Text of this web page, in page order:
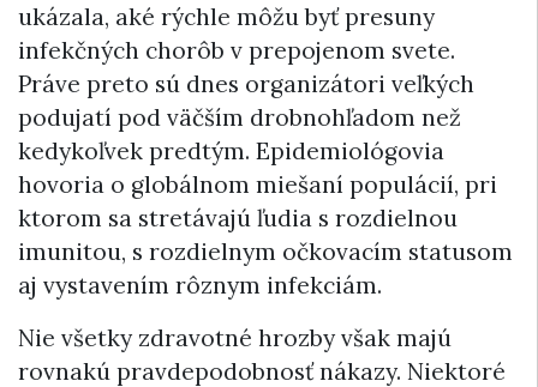
ukázala, aké rýchle môžu byť presuny
infekčných chorôb v prepojenom svete.
Práve preto sú dnes organizátori veľkých
podujatí pod väčším drobnohľadom než
kedykoľvek predtým. Epidemiológovia
hovoria o globálnom miešaní populácií, pri
ktorom sa stretávajú ľudia s rozdielnou
imunitou, s rozdielnym očkovacím statusom
aj vystavením rôznym infekciám.
Nie všetky zdravotné hrozby však majú
rovnakú pravdepodobnosť nákazy. Niektoré